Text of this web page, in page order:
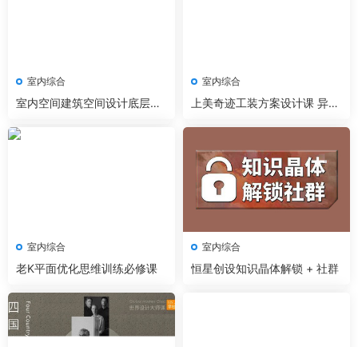
室内综合
室内空间建筑空间设计底层逻
室内综合
上美奇迹工装方案设计课 异形
室内综合
老K平面优化思维训练必修课
室内综合
恒星创设知识晶体解锁 + 社群